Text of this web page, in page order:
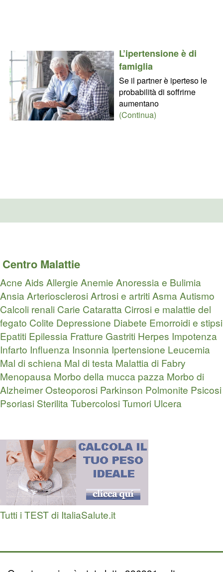
L’ipertensione è di
famiglia
Se il partner è iperteso le
probabilità di soffrirne
aumentano
(Continua)
Centro Malattie
Acne Aids Allergie Anemie Anoressia e Bulimia
AnsiaArteriosclerosiArtrosi e artritiAsmaAutismo
Calcoli renali Carie Cataratta Cirrosi e malattie del
fegato Colite Depressione Diabete Emorroidi e stipsi
Epatiti Epilessia Fratture Gastriti Herpes Impotenza
Infarto Influenza Insonnia Ipertensione Leucemia
Mal di schiena Mal di testa Malattia di Fabry
Menopausa Morbo della mucca pazza Morbo di
AlzheimerOsteoporosi Parkinson Polmonite Psicosi
Psoriasi SterilitaTubercolosiTumori Ulcera
Tutti i TEST di ItaliaSalute.it